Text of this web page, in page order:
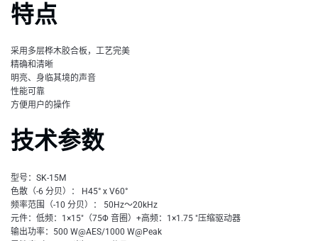
特点
采用多层桦木胶合板，工艺完美
精确和清晰
明亮、身临其境的声音
性能可靠
方便用户的操作
技术参数
型号：SK-15M
色散（-6 分贝）： H45° x V60°
频率范围（-10 分贝）： 50Hz～20kHz
元件：低频：1×15"（75Φ 音圈）+高频：1×1.75 "压缩驱动器
输出功率：500 W@AES/1000 W@Peak